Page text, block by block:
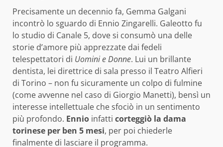
Precisamente un decennio fa, Gemma Galgani
incontrò lo sguardo di Ennio Zingarelli. Galeotto fu
lo studio di Canale 5, dove si consumò una delle
storie d’amore più apprezzate dai fedeli
telespettatori di Uomini e Donne. Lui un brillante
dentista, lei direttrice di sala presso il Teatro Alfieri
di Torino – non fu sicuramente un colpo di fulmine
(come avvenne nel caso di Giorgio Manetti), bensì un
interesse intellettuale che sfociò in un sentimento
più profondo. Ennio infatti corteggiò la dama
torinese per ben 5 mesi, per poi chiederle
finalmente di lasciare il programma.